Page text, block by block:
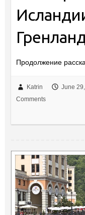
Продолжение
Katrin June
Comments